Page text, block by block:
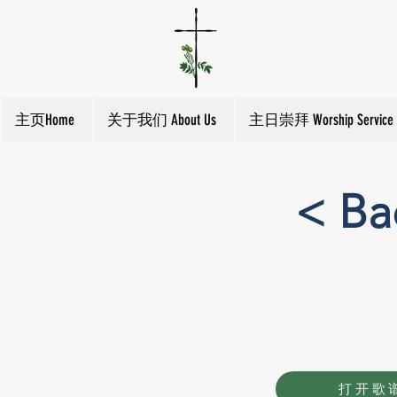
主页Home 关于我们 About Us 主日崇拜 Worship Service
<
打开歌